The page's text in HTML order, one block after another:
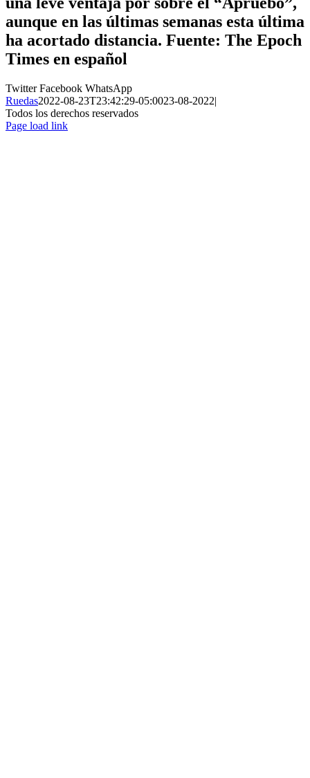
aunque en las últimas semanas esta última
ha acortado distancia. Fuente: The Epoch
Times en español
TwitterFacebook WhatsApp
Ruedas2022-08-23T23:42:29-05:0023-08-2022|
Todos los derechos reservados
Page load link